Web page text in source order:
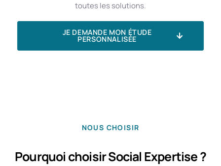
toutes les solutions.
JE DEMANDE MON ÉTUDE
PERSONNALISÉE
NOUS CHOISIR
Pourquoi choisir Social Expertise ?